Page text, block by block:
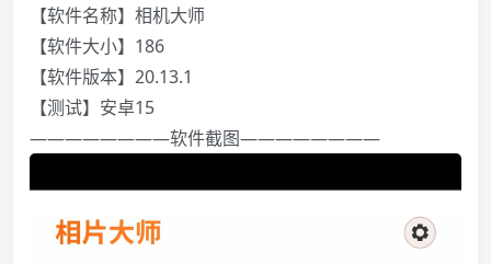
【软件名称】相机大师
️【软件大小】186
【软件版本】20.13.1
【测试】安卓15
————————软件截图————————